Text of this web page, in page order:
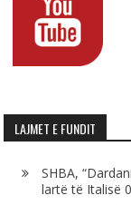
LAJMET E FUNDIT
SHBA,
lartë të Italisë